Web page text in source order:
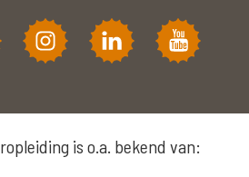
is o.a. bekend van: